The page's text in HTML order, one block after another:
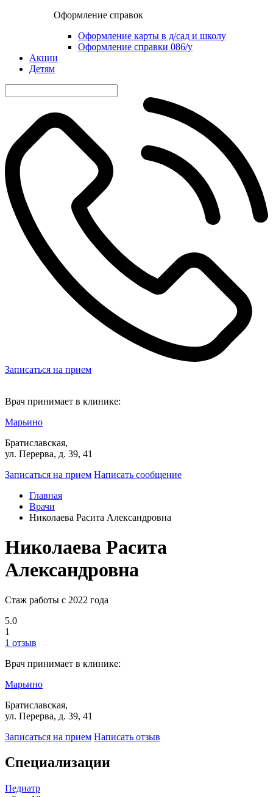
Оформление справок
Оформление карты в д/сад и школу
Оформление справки 086/у
Акции
Детям
Записаться на прием
Врач принимает в клинике:
Марьино
Братиславская,
ул. Перерва, д. 39, 41
Записаться на прием Написать сообщение
Главная
Врачи
Николаева Расита Александровна
Николаева Расита
Александровна
Стаж работы с 2022 года
5.0
1
1 отзыв
Врач принимает в клинике:
Марьино
Братиславская,
ул. Перерва, д. 39, 41
Записаться на прием Написать отзыв
Специализации
Педиатр